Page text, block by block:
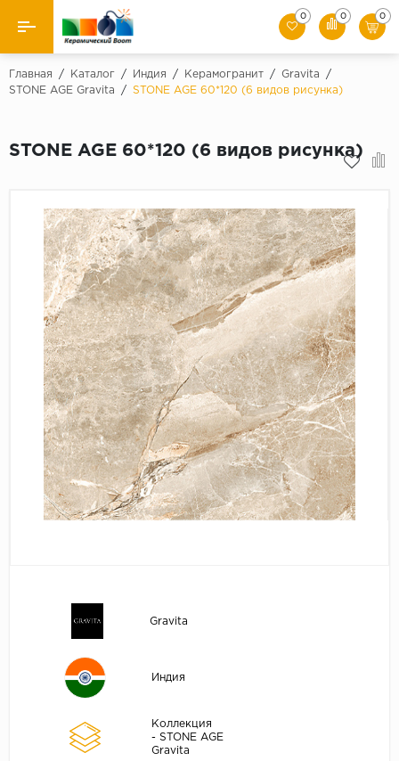
Назад
Керамическая плитка
Мозаики
Искусственный камень
Клинкер
0 0 0
Главная / Каталог / Индия / Керамогранит / Gravita
/
STONE AGE Gravita
/ STONE AGE 60*120 (6 видов рисунка)
STONE AGE 60*120 (6 видов рисунка)
Gravita
Индия
Коллекция
- STONE AGE
Gravita